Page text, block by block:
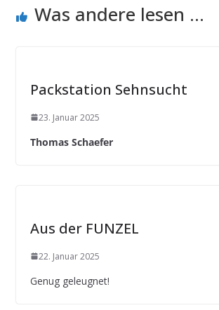
Was andere lesen ...
Packstation Sehnsucht
23. Januar 2025
Thomas Schaefer
Aus der FUNZEL
22. Januar 2025
Genug geleugnet!